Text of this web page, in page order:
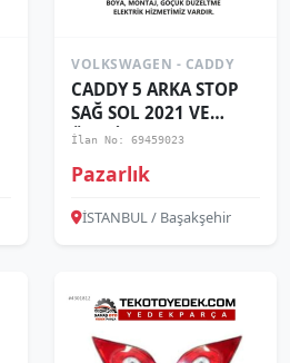
VOLKSWAGEN - CADDY
CADDY 5 ARKA STOP
SAĞ SOL 2021 VE
ÜZERİ / KAMPANYA
İlan No: 69459023
Pazarlık
İSTANBUL / Başakşehir